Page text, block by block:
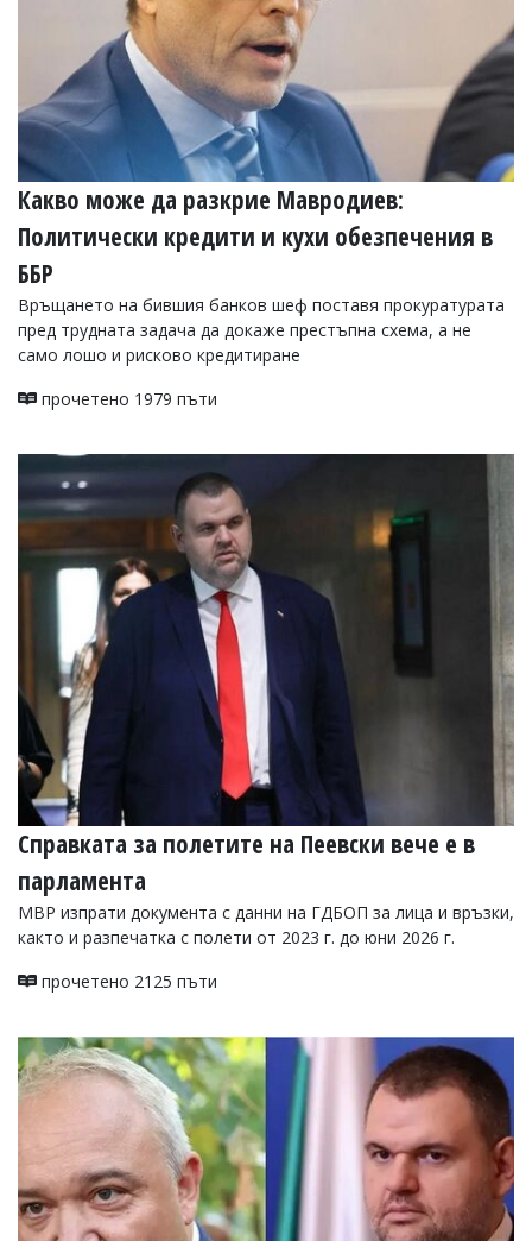
Какво може да разкрие Мавродиев:
Политически кредити и кухи обезпечения в
ББР
Връщането на бившия банков шеф поставя прокуратурата
пред трудната задача да докаже престъпна схема, а не
само лошо и рисково кредитиране
прочетено 1979 пъти
Справката за полетите на Пеевски вече е в
парламента
МВР изпрати документа с данни на ГДБОП за лица и връзки,
както и разпечатка с полети от 2023 г. до юни 2026 г.
прочетено 2125 пъти